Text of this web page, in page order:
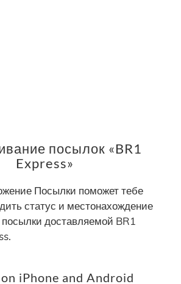
посылок «BR1
Express»
Посылки поможет тебе
статус и местонахождение
посылки доставляемой BR1
iPhone and Android